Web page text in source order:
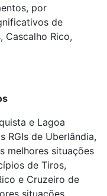
por
de
Cascalho Rico,
e Lagoa
RGIs de Uberlândia,
melhores situações
de Tiros,
e Cruzeiro de
situações.